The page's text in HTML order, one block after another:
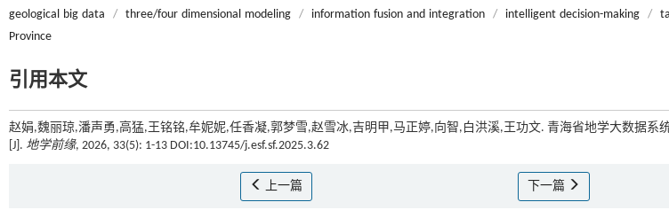
geological big data / three/four dimensional modeling / information fusion and integration / intelligent decision-making /
Province
引用本文
赵娟,魏丽琼,潘声勇,高猛,王铭铭,牟妮妮,任香凝,郭梦雪,赵雪冰,吉明甲,马正婷,向智,白洪溪,王功文. 青海省地学大数据系
[J]. 地学前缘, 2026, 33(5): 1-13 DOI:10.13745/j.esf.sf.2025.3.62
上一篇 下一篇